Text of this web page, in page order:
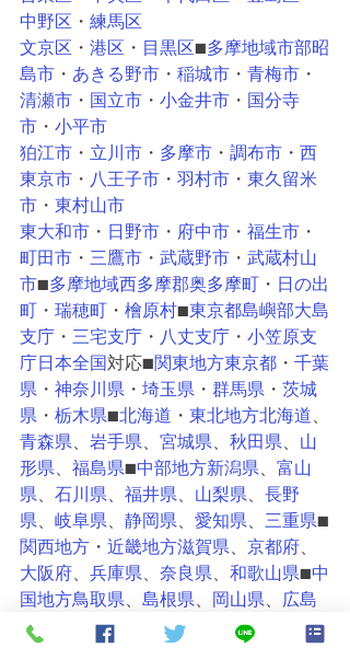
中野区 ・ 練馬区
文京区 ・ 港区 ・ 目黒区■多摩地域市部昭
島市 ・ あきる野市 ・ 稲城市 ・ 青梅市 ・
清瀬市 ・ 国立市 ・ 小金井市 ・ 国分寺
市 ・ 小平市
狛江市 ・ 立川市 ・ 多摩市 ・ 調布市 ・ 西
東京市 ・ 八王子市 ・ 羽村市 ・ 東久留米
市 ・ 東村山市
東大和市 ・ 日野市 ・ 府中市 ・ 福生市 ・
町田市 ・ 三鷹市 ・ 武蔵野市 ・ 武蔵村山
市■多摩地域西多摩郡奥多摩町 ・ 日の出
町 ・ 瑞穂町 ・ 檜原村■東京都島嶼部大島
支庁 ・ 三宅支庁 ・ 八丈支庁 ・ 小笠原支
庁日本全国 対応■関東地方東京都 ・ 千葉
県 ・ 神奈川県 ・ 埼玉県 ・ 群馬県 ・ 茨城
県 ・ 栃木県■北海道 ・ 東北地方北海道
青森県
岩手県 宮城県 秋田県
山
形県
福島県■中部地方新潟県
富山
県
石川県 福井県 山梨県
長野
県
岐阜県 静岡県 愛知県 三重県■
関西地方 ・ 近畿地方滋賀県 京都府
大阪府
兵庫県 奈良県 和歌山県■中
国地方鳥取県 島根県 岡山県
広島
県
山口県■ 四国地方 徳島県、 香川県、